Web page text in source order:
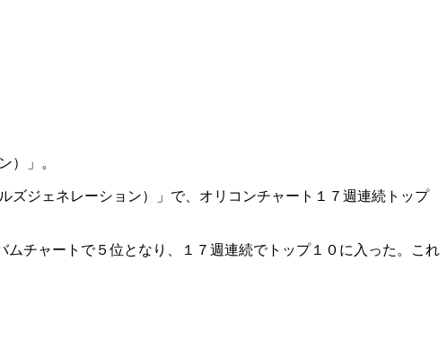
）」。
ジェネレーション）」で、オリコンチャート１７週連続トップ
チャートで５位となり、１７週連続でトップ１０に入った。これ